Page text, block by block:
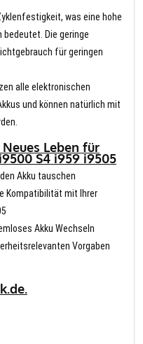
was eine hohe
bedeutet. Die geringe
für geringen
alle elektronischen
und können natürlich mit
Leben für
S4 i959 i9505
Akku tauschen
Kompatibilität mit Ihrer
Akku Wechseln
Vorgaben